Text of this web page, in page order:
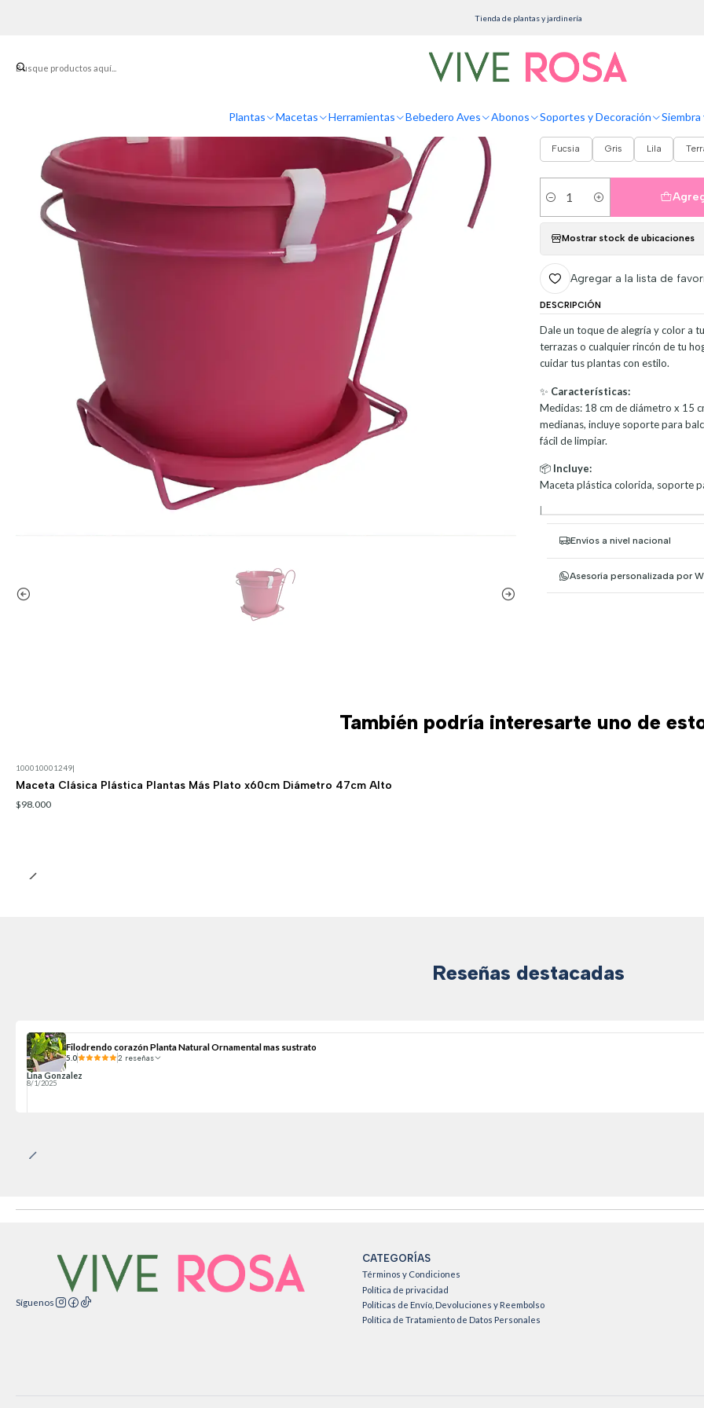
Plantas Macetas Herramientas Bebedero Aves Abonos Soportes y Decoración
Tienda de plantas y jardinería
Maceta Plástica Colores Soporte Balcón Más plato 18cm
Maceta Plástica
Fucsia Gris Lila
Cantidad
Mostrar stock de ubicaciones
Agregar a la lista de
DESCRIPCIÓN
Dale un toque de alegría y color a
terrazas o cualquier rincón de tu
cuidar tus plantas con estilo.
✨ Características:
Medidas: 18 cm de diámetro x 15
medianas, incluye soporte para
fácil de limpiar.
📦 Incluye:
Maceta plástica colorida, soporte
|
Envíos a nivel nacional
Asesoría personalizada por
También podría interesarte uno de
100010001249|
Maceta Clásica Plástica Plantas Más Plato x60cm Diámetro 47cm Alto
$98.000
Reseñas destacadas
Filodrendo corazón Planta Natural Ornamental mas sustrato
5.0 2 reseñas
Lina Gonzalez
8/1/2025
Síguenos
CATEGORÍAS
Términos y Condiciones
Política de privacidad
Políticas de Envío, Devoluciones y Reembolso
Política de Tratamiento de Datos Personales